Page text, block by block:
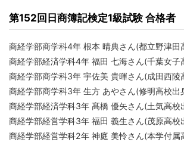
第152回日商簿記検定1級試験 合格者
商経学部商学科4年 根本 晴典さん(都立野津田
商経学部経済学科4年 福田 七海さん(千葉女子
商経学部商学科3年 宇佐美 貴暉さん(成田西陵
商経学部商学科3年 生方 あやさん(修明高校出
商経学部経済学科3年 髙橋 優矢さん(土気高校
商経学部経営学科3年 福田 義生さん(茂原高校
商経学部経営学科2年 神庭 美怜さん(本学付属